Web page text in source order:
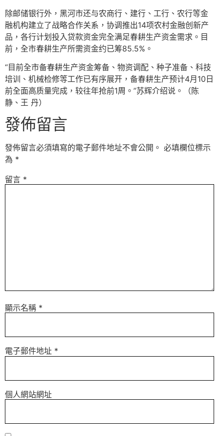
除邮储银行外，黑河市还与农商行、建行、工行、农行等金
融机构建立了战略合作关系，协调推出14项农村金融创新产
品，各行计划投入贷款资金完全满足春耕生产资金需求。目
前，全市春耕生产所需资金约已筹85.5%。
“目前全市备春耕生产资金筹备、物资调配、种子准备、科技
培训、机械检修等工作已有序展开，备春耕生产预计4月10日
前全面高质量完成，较往年抢前1周。”苏辉介绍说。（陈
静、王 丹）
發佈留言
發佈留言必須填寫的電子郵件地址不會公開。 必填欄位標示
為 *
留言 *
顯示名稱 *
電子郵件地址 *
個人網站網址